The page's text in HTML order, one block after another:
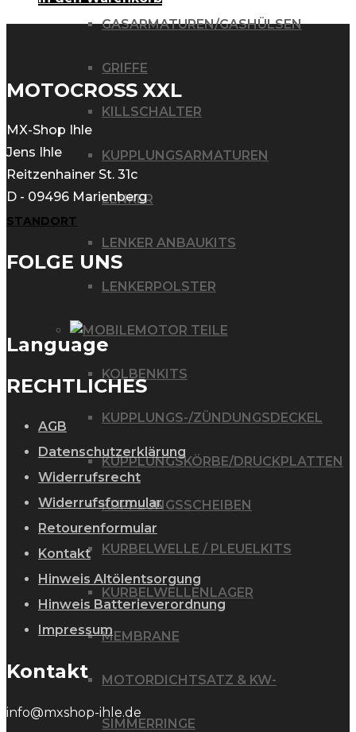
GASARMATUREN/GASHÜLSEN
GRIFFE
KILLSCHALTER
KUPPLUNGSARMATUREN
LENKER
LENKER ANBAUKITS
LENKERPOLSTER
MOTOR TEILE
KOLBENKITS
KUPPLUNGS-/ZÜNDUNGSDECKEL
KUPPLUNGSKÖRBE/DRUCKPLATTEN
KUPPLUNGSSCHEIBEN
KURBELWELLE / PLEUELKITS
KURBELWELLENLAGER
MEMBRANE
MOTORDICHTSATZ & KW-
SIMMERRINGE
MOTOCROSS XXL
MX-Shop Ihle
Jens Ihle
Reitzenhainer St. 31c
D - 09496 Marienberg
STANDORT
FOLGE UNS
Language
RECHTLICHES
AGB
Datenschutzerklärung
Widerrufsrecht
Widerrufsformular
Retourenformular
Kontakt
Hinweis Altölentsorgung
Hinweis Batterieverordnung
Impressum
Kontakt
info@mxshop-ihle.de